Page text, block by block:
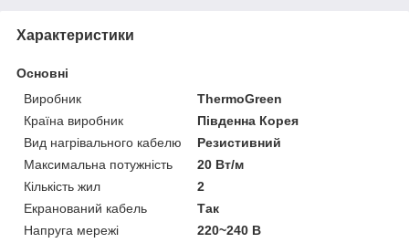
Характеристики
Основні
Виробник
ThermoGreen
Країна виробник
Південна Корея
Вид нагрівального кабелю
Резистивний
Максимальна потужність
20 Вт/м
Кількість жил
2
Екранований кабель
Так
Напруга мережі
220~240 В